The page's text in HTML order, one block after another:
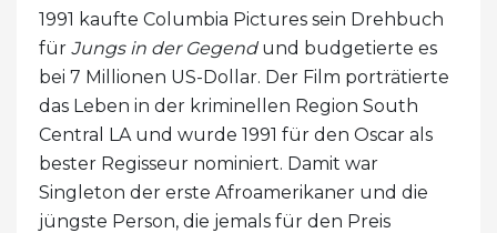
1991 kaufte Columbia Pictures sein Drehbuch
für Jungs in der Gegendund budgetierte es
bei 7 Millionen US-Dollar. Der Film porträtierte
das Leben in der kriminellen Region South
Central LA und wurde 1991 für den Oscar als
bester Regisseur nominiert. Damit war
Singleton der erste Afroamerikaner und die
jüngste Person, die jemals für den Preis